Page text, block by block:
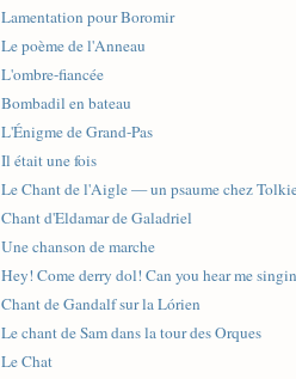
Lamentation pour Boromir
Le poème de l'Anneau
L'ombre-fiancée
Bombadil en bateau
L'Énigme de Grand-Pas
Il était une fois
Le Chant de l'Aigle — un psaume chez
Chant d'Eldamar de Galadriel
Une chanson de marche
Hey! Come derry dol! Can you hear me
Chant de Gandalf sur la Lórien
Le chant de Sam dans la tour des Orques
Le Chat